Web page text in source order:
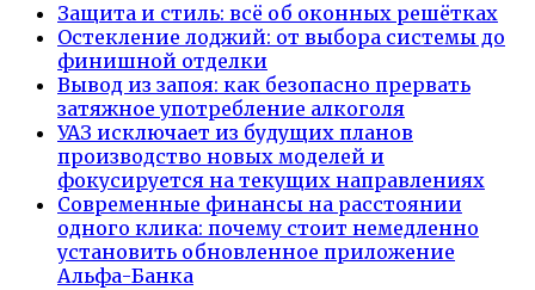
Защита и стиль: всё об оконных решётках
Остекление лоджий: от выбора системы до
финишной отделки
Вывод из запоя: как безопасно прервать
затяжное употребление алкоголя
УАЗ исключает из будущих планов
производство новых моделей и
фокусируется на текущих направлениях
Современные финансы на расстоянии
одного клика: почему стоит немедленно
установить обновленное приложение
Альфа-Банка